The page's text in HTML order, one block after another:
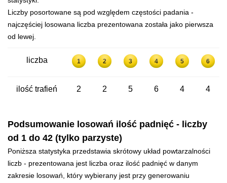
Liczby posortowane są pod względem częstości padania -
najczęściej losowana liczba prezentowana została jako pierwsza
od lewej.
liczba 1 2 3 4 5 6
ilość trafień 2 2 5 6 4 4
Podsumowanie losowań ilość padnięć - liczby
od 1 do 42 (tylko parzyste)
Poniższa statystyka przedstawia skrótowy układ powtarzalności
liczb - prezentowana jest liczba oraz ilość padnięć w danym
zakresie losowań, który wybierany jest przy generowaniu